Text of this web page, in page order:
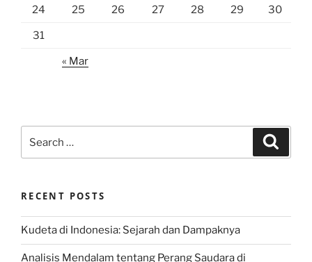
24 25 26 27 28 29 30
31
« Mar
for:
RECENT POSTS
Kudeta di Indonesia: Sejarah dan Dampaknya
Analisis Mendalam tentang Perang Saudara di